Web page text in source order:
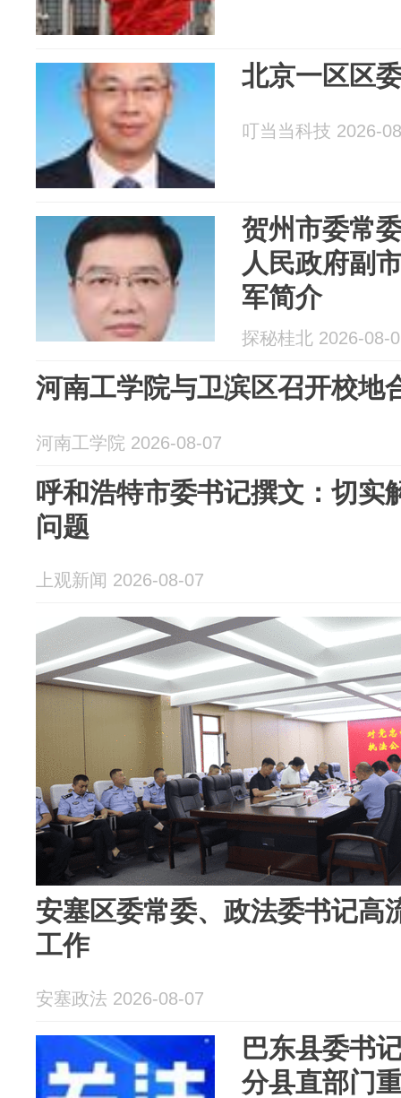
北京一区区
叮当当科技 2026-
贺州市委常
人民政府副
军简介
探秘桂北 2026-08-
河南工学院与卫滨区召开校地
河南工学院 2026-08-07
呼和浩特市委书记撰文：切实
问题
上观新闻 2026-08-07
安塞区委常委、政法委书记高
工作
安塞政法 2026-08-07
巴东县委书
分县直部门